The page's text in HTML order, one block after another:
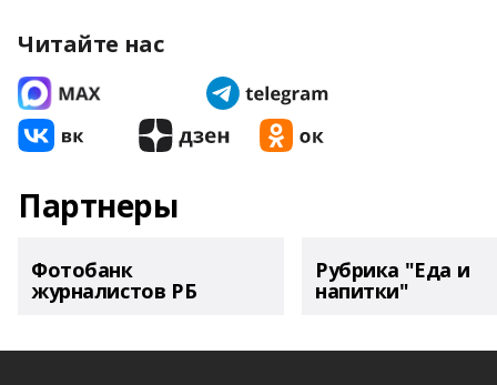
Читайте нас
Партнеры
Фотобанк
журналистов РБ
Рубрика "Еда и
напитки"